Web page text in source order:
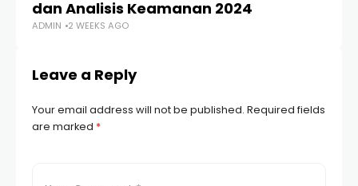
dan Analisis Keamanan 2024
ADMIN 2 WEEKS AGO
Leave a Reply
Your email address will not be published. Required fields
are marked *